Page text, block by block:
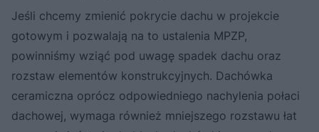
Jeśli chcemy zmienić pokrycie dachu w projekcie
gotowym i pozwalają na to ustalenia MPZP,
powinniśmy wziąć pod uwagę spadek dachu oraz
rozstaw elementów konstrukcyjnych. Dachówka
ceramiczna oprócz odpowiedniego nachylenia połaci
dachowej, wymaga również mniejszego rozstawu łat